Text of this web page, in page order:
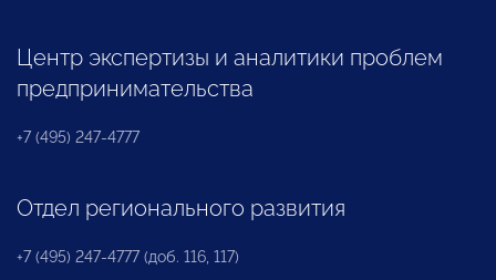
Центр экспертизы и аналитики проблем
предпринимательства
+7 (495) 247-4777
Отдел регионального развития
+7 (495) 247-4777 (доб. 116, 117)